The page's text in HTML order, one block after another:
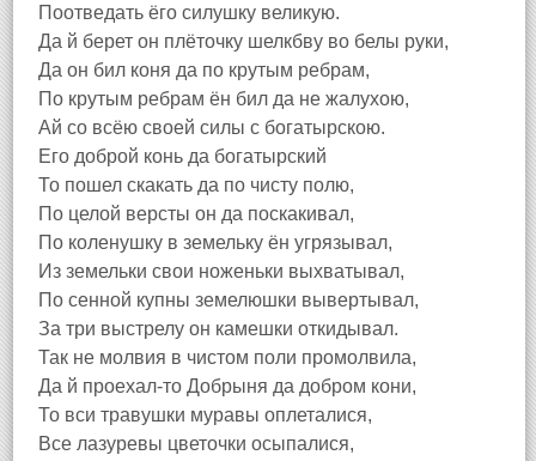
Поотведать ёго силушку великую.
Да й берет он плёточку шелкбву во белы руки,
Да он бил коня да по крутым ребрам,
По крутым ребрам ён бил да не жалухою,
Ай со всёю своей силы с богатырскою.
Его доброй конь да богатырский
То пошел скакать да по чисту полю,
По целой версты он да поскакивал,
По коленушку в земельку ён угрязывал,
Из земельки свои ноженьки выхватывал,
По сенной купны земелюшки вывертывал,
За три выстрелу он камешки откидывал.
Так не молвия в чистом поли промолвила,
Да й проехал-то Добрыня да добром кони,
То вси травушки муравы оплеталися,
Все лазуревы цветочки осыпалися,